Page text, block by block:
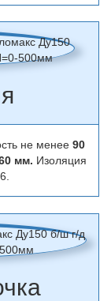
не менее 90
мм. Изоляция